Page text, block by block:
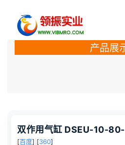
产品展
双作用气缸 DSEU-10-
[百度] [360]